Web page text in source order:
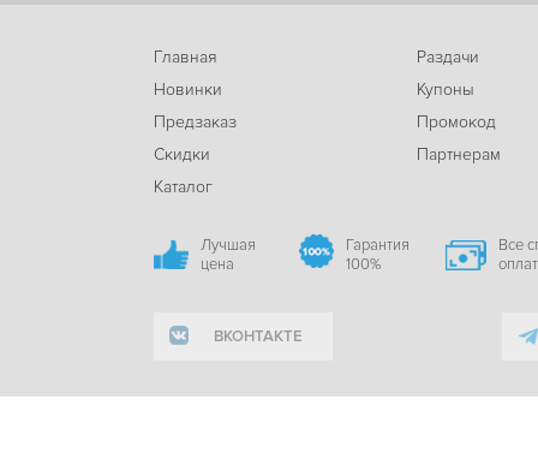
Главная
Новинки
Предзаказ
Скидки
Каталог
Раздачи
Купоны
Промокод
Партнерам
Лучшая
цена
Гарантия
100%
Все
ВКОНТАКТЕ